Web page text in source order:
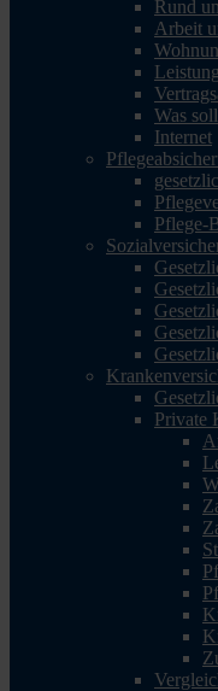
Rund
Arbeit
Was
Internet
Pflege-
Private